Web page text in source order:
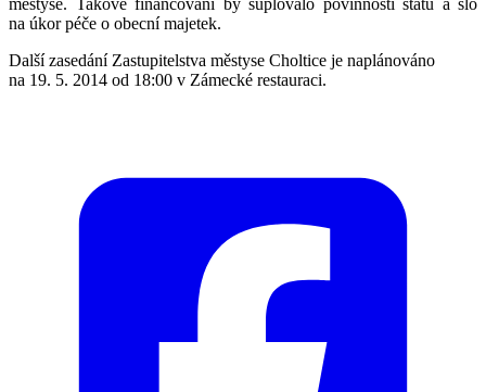
městyse. Takové financování by suplovalo povinnosti státu a šlo
na úkor péče o obecní majetek.
Dalšízasedání Zastupitelstva městyse Choltice je naplánováno
na 19. 5. 2014 od 18:00 v Zámecké restauraci.